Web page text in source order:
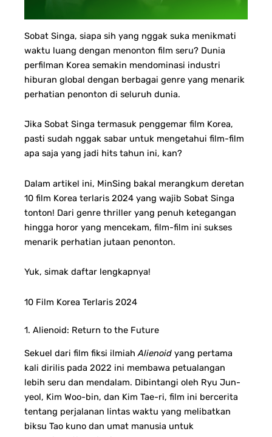
Sobat Singa, siapa sih yang nggak suka menikmati
waktu luang dengan menonton film seru? Dunia
perfilman Korea semakin mendominasi industri
hiburan global dengan berbagai genre yang menarik
perhatian penonton di seluruh dunia.
Jika Sobat Singa termasuk penggemar film Korea,
pasti sudah nggak sabar untuk mengetahui film-film
apa saja yang jadi hits tahun ini, kan?
Dalam artikel ini, MinSing bakal merangkum deretan
10 film Korea terlaris 2024 yang wajib Sobat Singa
tonton! Dari genre thriller yang penuh ketegangan
hingga horor yang mencekam, film-film ini sukses
menarik perhatian jutaan penonton.
Yuk, simak daftar lengkapnya!
10 Film Korea Terlaris 2024
1. Alienoid: Return to the Future
Sekuel dari film fiksi ilmiahAlienoid yang pertama
kali dirilis pada 2022 ini membawa petualangan
lebih seru dan mendalam. Dibintangi oleh Ryu Jun-
yeol, Kim Woo-bin, dan Kim Tae-ri, film ini bercerita
tentang perjalanan lintas waktu yang melibatkan
biksu Tao kuno dan umat manusia untuk